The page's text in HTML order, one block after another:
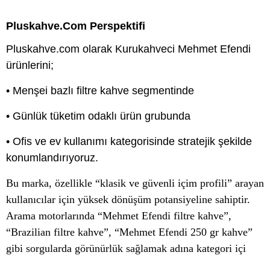
Pluskahve.com Perspektifi
Pluskahve.com olarak Kurukahveci Mehmet Efendi
ürünlerini;
• Menşei bazlı filtre kahve segmentinde
• Günlük tüketim odaklı ürün grubunda
• Ofis ve ev kullanımı kategorisinde stratejik şekilde
konumlandırıyoruz.
Bu marka, özellikle “klasik ve güvenli içim profili” arayan
kullanıcılar için yüksek dönüşüm potansiyeline sahiptir.
Arama motorlarında “Mehmet Efendi filtre kahve”,
“Brazilian filtre kahve”, “Mehmet Efendi 250 gr kahve”
gibi sorgularda görünürlük sağlamak adına kategori içi